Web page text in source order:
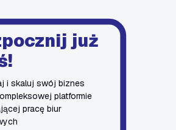
już
i skaluj swój biznes
platformie
pracę biur